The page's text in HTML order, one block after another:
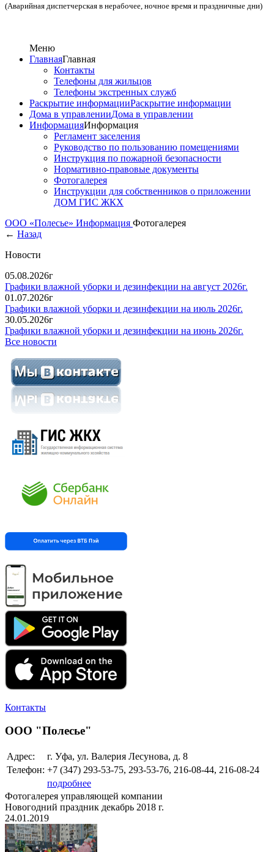
(Аварийная диспетчерская в нерабочее, ночное время и праздничные дни)
Меню
ГлавнаяГлавная
Контакты
Телефоны для жильцов
Телефоны экстренных служб
Раскрытие информацииРаскрытие информации
Дома в управленииДома в управлении
ИнформацияИнформация
Регламент заселения
Руководство по пользованию помещениями
Инструкция по пожарной безопасности
Нормативно-правовые документы
Фотогалерея
Инструкции для собственников о приложении
ДОМ ГИС ЖКХ
ООО «Полесье» Информация Фотогалерея
← Назад
Новости
05.08.2026г
Графики влажной уборки и дезинфекции на август 2026г.
01.07.2026г
Графики влажной уборки и дезинфекции на июль 2026г.
30.05.2026г
Графики влажной уборки и дезинфекции на июнь 2026г.
Все новости
Контакты
ООО "Полесье"
Адрес:
г. Уфа, ул. Валерия Лесунова, д. 8
Телефон: +7 (347) 293-53-75, 293-53-76, 216-08-44, 216-08-24
подробнее
Фотогалерея управляющей компании
Новогодний праздник декабрь 2018 г.
24.01.2019